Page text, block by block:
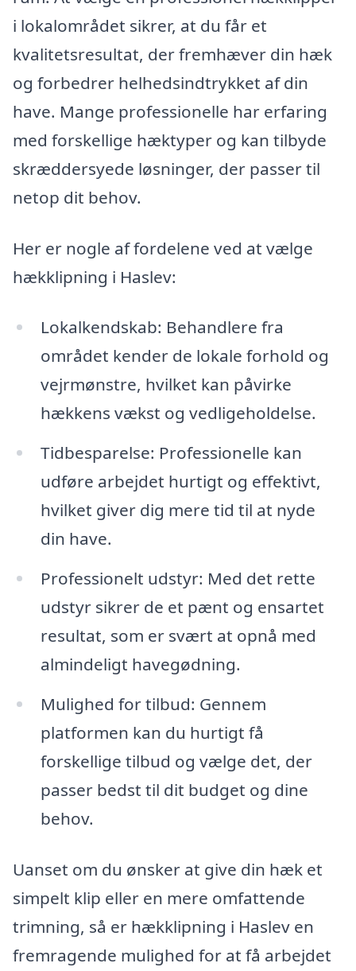
i lokalområdet sikrer, at du får et
kvalitetsresultat, der fremhæver din hæk
og forbedrer helhedsindtrykket af din
have. Mange professionelle har erfaring
med forskellige hæktyper og kan tilbyde
skræddersyede løsninger, der passer til
netop dit behov.
Her er nogle af fordelene ved at vælge
hækklipning i Haslev:
Lokalkendskab: Behandlere fra
området kender de lokale forhold og
vejrmønstre, hvilket kan påvirke
hækkens vækst og vedligeholdelse.
Tidbesparelse: Professionelle kan
udføre arbejdet hurtigt og effektivt,
hvilket giver dig mere tid til at nyde
din have.
Professionelt udstyr: Med det rette
udstyr sikrer de et pænt og ensartet
resultat, som er svært at opnå med
almindeligt havegødning.
Mulighed for tilbud: Gennem
platformen kan du hurtigt få
forskellige tilbud og vælge det, der
passer bedst til dit budget og dine
behov.
Uanset om du ønsker at give din hæk et
simpelt klip eller en mere omfattende
trimning, så er hækklipning i Haslev en
fremragende mulighed for at få arbejdet